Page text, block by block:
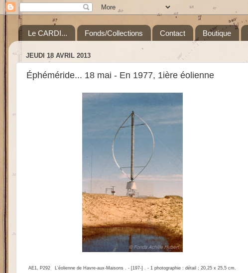
Le CARDI... Fonds/Collections Contact Boutique
JEUDI 18 AVRIL 2013
Éphéméride... 18 mai - En 1977, 1ière éolienne
AE1, P292 L’éolienne de Havre-aux-Maisons . - [197-] . - 1 photographie : détail ; 20,25 x 25,5 cm.